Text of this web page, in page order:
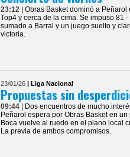
23:12
| Obras Basket dominó a
Top4 y cerca de la cima. Se impuso 81
sumado a Barral y un juego suelto y
victoria.
23/01/26 | Liga Nacional
Propuestas sin
09:44
| Dos encuentros de mucho
Peñarol espera por Obras Basket en
Boca vuelve al ruedo en el plano local
La previa de ambos compromisos.